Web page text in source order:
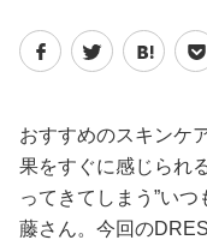
ライフスタ
ファッショ
恋愛/結婚/
おすすめのスキンケ
果をすぐに感じられ
ってきてしまう”い
藤さん。今回の